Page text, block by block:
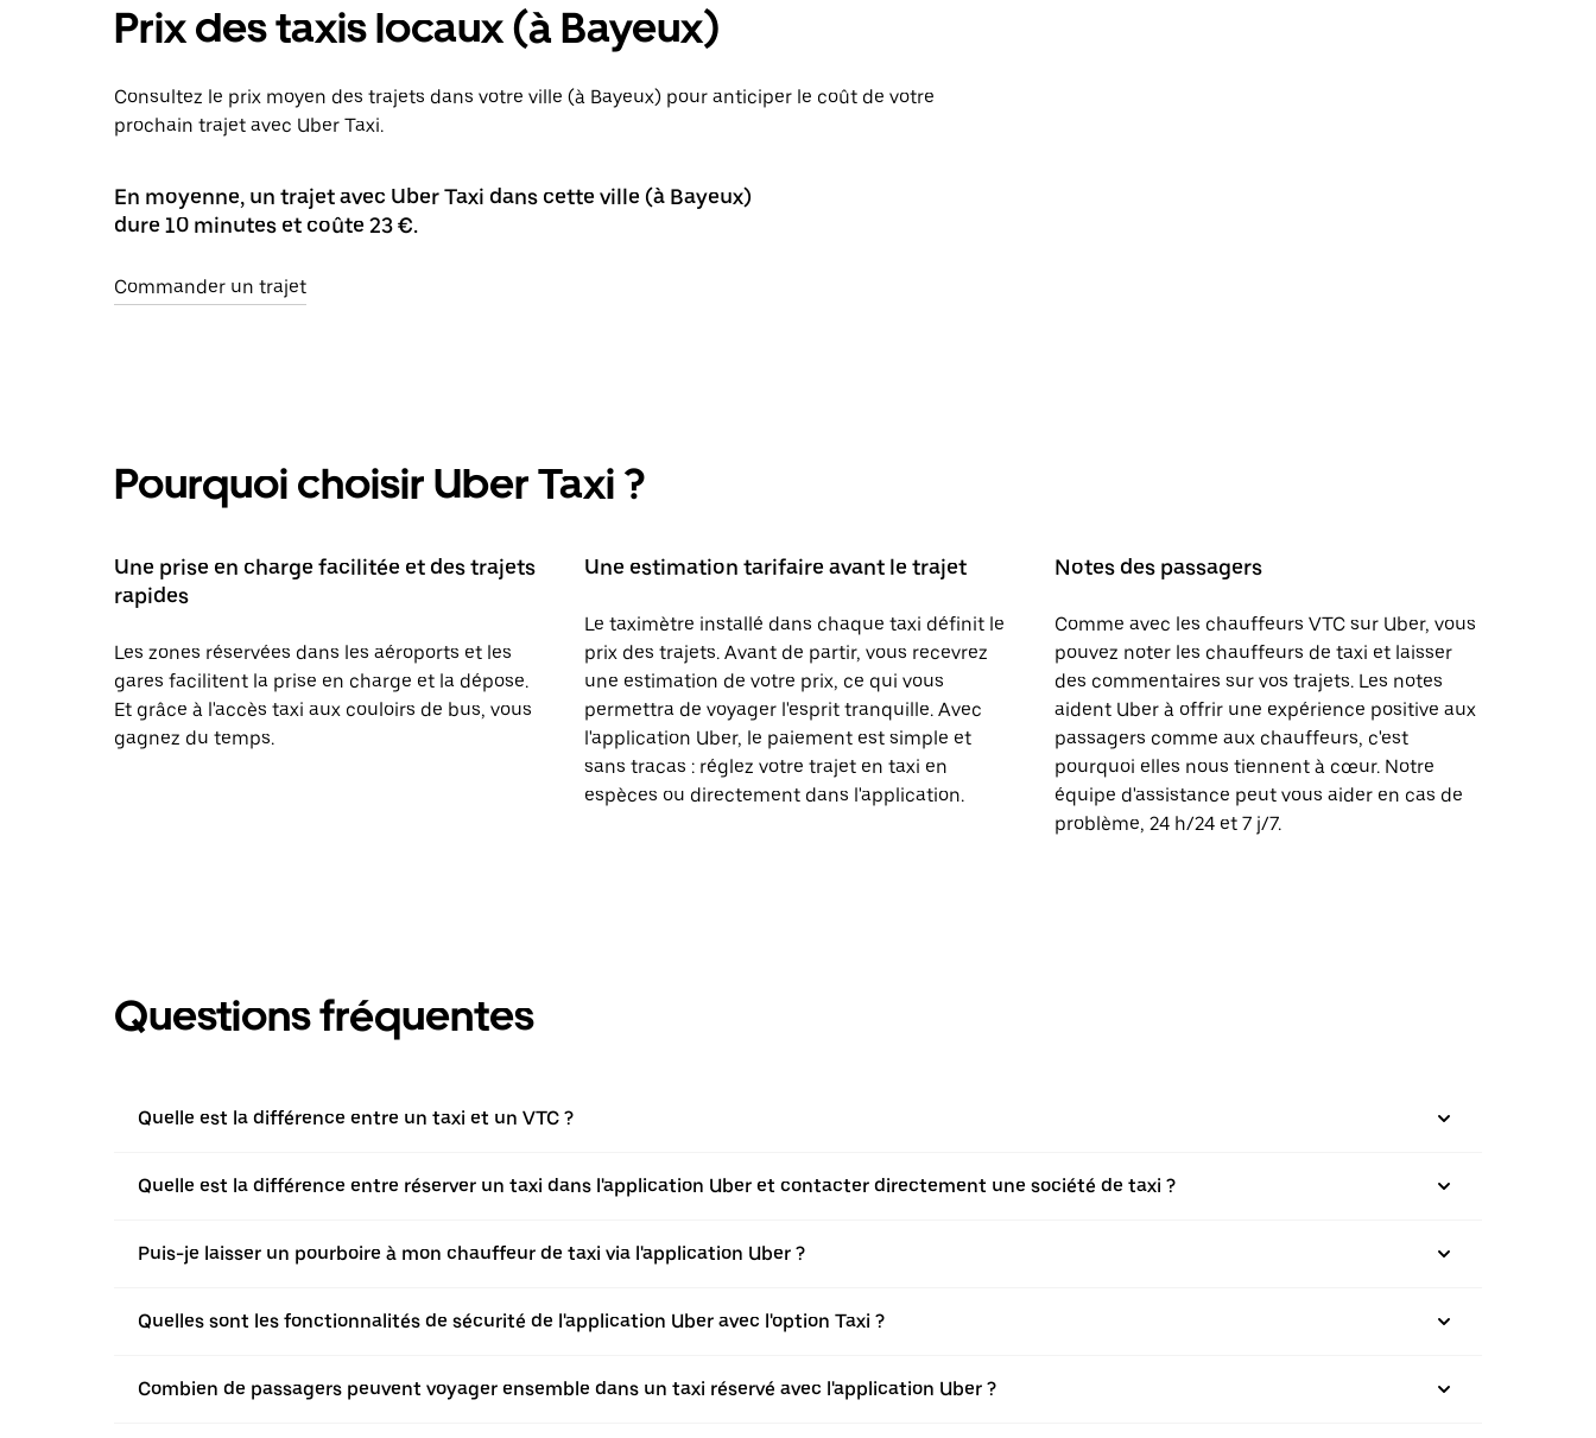
Prix des taxis locaux (à Bayeux)
Consultez le prix moyen des trajets dans votre ville (à Bayeux) pour anticiper le coût de votre
prochain trajet avec Uber Taxi.
En moyenne, un trajet avec Uber Taxi dans cette ville (à Bayeux)
dure 10 minutes et coûte 23 €.
Commander un trajet
Pourquoi choisir Uber Taxi ?
Une prise en charge facilitée et des trajets
rapides
Les zones réservées dans les aéroports et les
gares facilitent la prise en charge et la dépose.
Et grâce à l'accès taxi aux couloirs de bus, vous
gagnez du temps.
Une estimation tarifaire avant le trajet
Le taximètre installé dans chaque taxi définit le
prix des trajets. Avant de partir, vous recevrez
une estimation de votre prix, ce qui vous
permettra de voyager l'esprit tranquille. Avec
l'application Uber, le paiement est simple et
sans tracas : réglez votre trajet en taxi en
espèces ou directement dans l'application.
Notes des passagers
Comme avec les chauffeurs VTC sur Uber, vous
pouvez noter les chauffeurs de taxi et laisser
des commentaires sur vos trajets. Les notes
aident Uber à offrir une expérience positive aux
passagers comme aux chauffeurs, c'est
pourquoi elles nous tiennent à cœur. Notre
équipe d'assistance peut vous aider en cas de
problème, 24 h/24 et 7 j/7.
Questions fréquentes
Quelle est la différence entre un taxi et un VTC ?
Quelle est la différence entre réserver un taxi dans l'application Uber et contacter directement une société de taxi ?
Puis-je laisser un pourboire à mon chauffeur de taxi via l'application Uber ?
Quelles sont les fonctionnalités de sécurité de l'application Uber avec l'option Taxi ?
Combien de passagers peuvent voyager ensemble dans un taxi réservé avec l'application Uber ?